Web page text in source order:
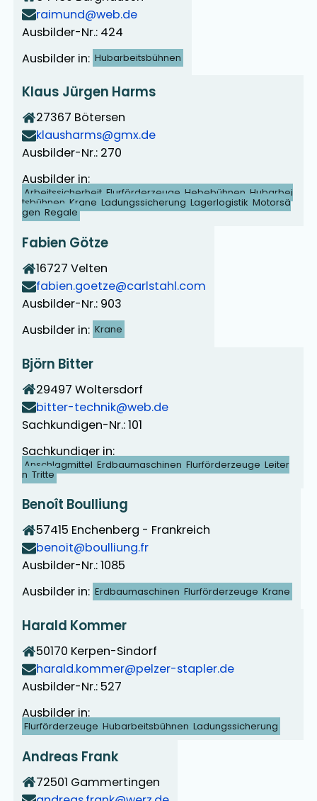
raimund@web.de
Ausbilder-Nr.: 424
Ausbilder in: Hubarbeitsbühnen
Klaus Jürgen Harms
27367 Bötersen
klausharms@gmx.de
Ausbilder-Nr.: 270
Ausbilder in:
Arbeitssicherheit Flurförderzeuge Hebebühnen Hubarbei
tsbühnen Krane Ladungssicherung Lagerlogistik Motorsä
gen Regale
Fabien Götze
16727 Velten
fabien.goetze@carlstahl.com
Ausbilder-Nr.: 903
Ausbilder in: Krane
Björn Bitter
29497 Woltersdorf
bitter-technik@web.de
Sachkundigen-Nr.: 101
Sachkundiger in:
Anschlagmittel Erdbaumaschinen Flurförderzeuge Leiter
n Tritte
Benoît Boulliung
57415 Enchenberg - Frankreich
benoit@boulliung.fr
Ausbilder-Nr.: 1085
Ausbilder in: Erdbaumaschinen Flurförderzeuge Krane
Harald Kommer
50170 Kerpen-Sindorf
harald.kommer@pelzer-stapler.de
Ausbilder-Nr.: 527
Ausbilder in:
Flurförderzeuge Hubarbeitsbühnen Ladungssicherung
Andreas Frank
72501 Gammertingen